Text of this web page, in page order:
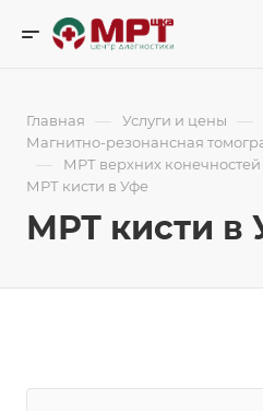
Главная — Услуги и цены —
Магнитно-резонансная
— МРТ верхних
МРТ кисти в Уфе
МРТ кисти в